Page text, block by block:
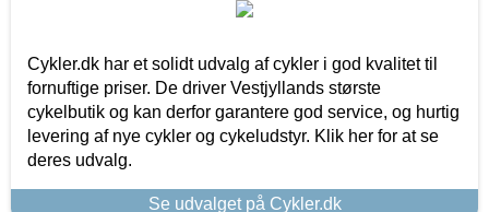
Cykler.dk har et solidt udvalg af cykler i god kvalitet til
fornuftige priser. De driver Vestjyllands største
cykelbutik og kan derfor garantere god service, og hurtig
levering af nye cykler og cykeludstyr. Klik her for at se
deres udvalg.
Se udvalget på Cykler.dk